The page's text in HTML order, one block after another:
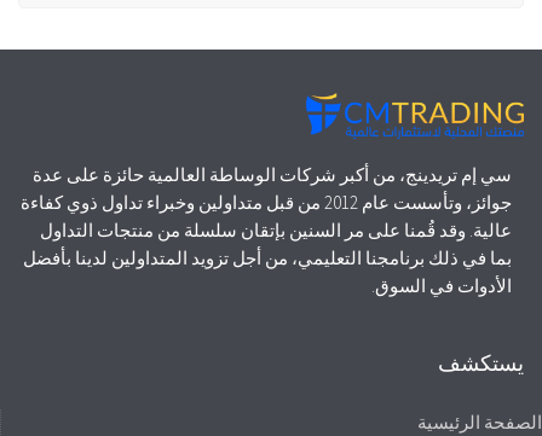
سي إم تريدينج، من أكبر شركات الوساطة العالمية حائزة على عدة
جوائز، وتأسست عام 2012 من قبل متداولين وخبراء تداول ذوي كفاءة
عالية. وقد قُمنا على مر السنين بإتقان سلسلة من منتجات التداول
بما في ذلك برنامجنا التعليمي، من أجل تزويد المتداولين لدينا بأفضل
الأدوات في السوق.
يستكشف
الصفحة الرئيسية